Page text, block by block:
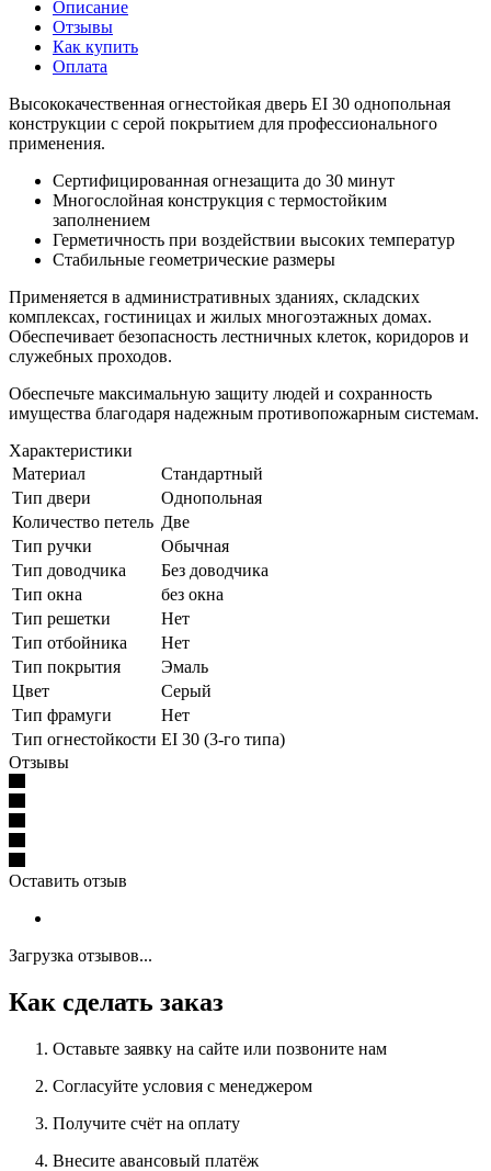
Описание
Отзывы
Как купить
Оплата
Высококачественная огнестойкая дверь EI 30 однопольная
конструкции с серой покрытием для профессионального
применения.
Сертифицированная огнезащита до 30 минут
Многослойная конструкция с термостойким
заполнением
Герметичность при воздействии высоких температур
Стабильные геометрические размеры
Применяется в административных зданиях, складских
комплексах, гостиницах и жилых многоэтажных домах.
Обеспечивает безопасность лестничных клеток, коридоров и
служебных проходов.
Обеспечьте максимальную защиту людей и сохранность
имущества благодаря надежным противопожарным системам.
Характеристики
Материал
Стандартный
Тип двери
Однопольная
Количество петель Две
Тип ручки
Обычная
Тип доводчика
Без доводчика
Тип окна
без окна
Тип решетки
Нет
Тип отбойника
Нет
Тип покрытия
Эмаль
Цвет
Серый
Тип фрамуги
Нет
Тип огнестойкости EI 30 (3-го типа)
Отзывы
Оставить отзыв
Загрузка отзывов...
Как сделать заказ
Оставьте заявку на сайте или позвоните нам
Согласуйте условия с менеджером
Получите счёт на оплату
Внесите авансовый платёж